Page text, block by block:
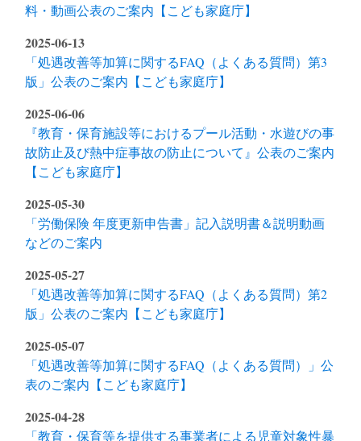
料・動画公表のご案内【こども家庭庁】
2025-06-13
「処遇改善等加算に関するFAQ（よくある質問）第3
版」公表のご案内【こども家庭庁】
2025-06-06
『教育・保育施設等におけるプール活動・水遊びの事
故防止及び熱中症事故の防止について』公表のご案内
【こども家庭庁】
2025-05-30
「労働保険 年度更新申告書」記入説明書＆説明動画
などのご案内
2025-05-27
「処遇改善等加算に関するFAQ（よくある質問）第2
版」公表のご案内【こども家庭庁】
2025-05-07
「処遇改善等加算に関するFAQ（よくある質問）」公
表のご案内【こども家庭庁】
2025-04-28
「教育・保育等を提供する事業者による児童対象性暴